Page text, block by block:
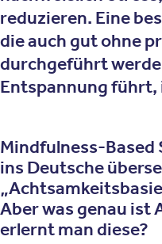
reduzieren. Eine
die auch gut ohne
durchgeführt
Entspannung führt,
Mindfulness-Based
ins Deutsche
Aber was genau ist
erlernt man diese?